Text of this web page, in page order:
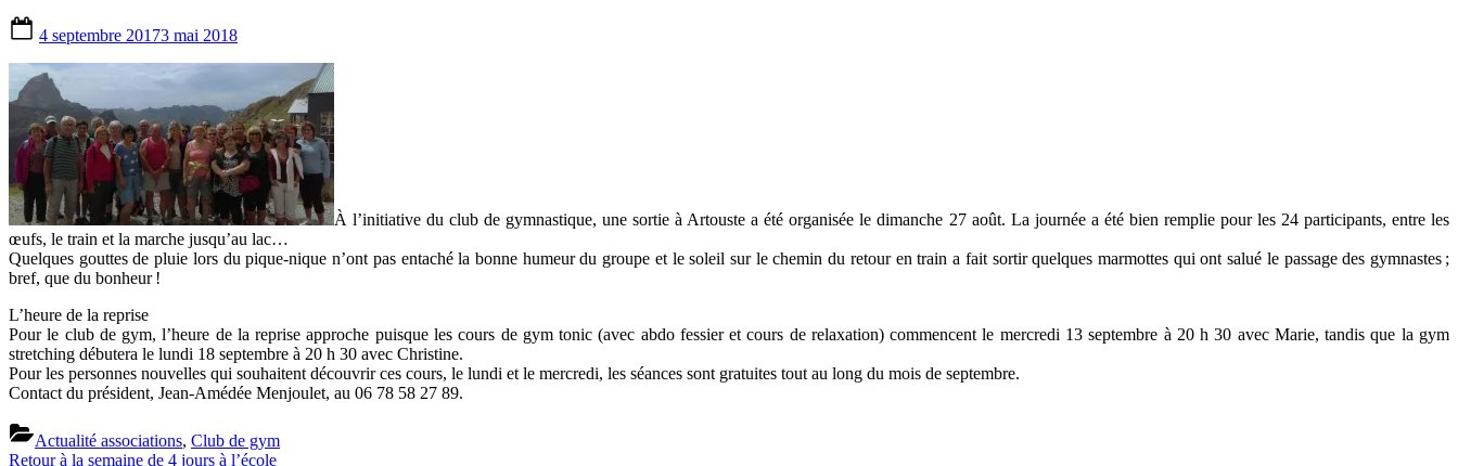
on
4 septembre 20173 mai 2018
À l’initiative du club de gymnastique, une sortie à Artouste a été organisée le dimanche 27 août. La journée a été bien remplie pour les 24 participants, entre les
œufs, le train et la marche jusqu’au lac…
Quelques gouttes de pluie lors du pique-nique n’ont pas entaché la bonne humeur du groupe et le soleil sur le chemin du retour en train a fait sortir quelques marmottes qui ont salué le passage des gymnastes ;
bref, que du bonheur !
L’heure de la reprise
Pour le club de gym, l’heure de la reprise approche puisque les cours de gym tonic (avec abdo fessier et cours de relaxation) commencent le mercredi 13 septembre à 20 h 30 avec Marie, tandis que la gym
stretching débutera le lundi 18 septembre à 20 h 30 avec Christine.
Pour les personnes nouvelles qui souhaitent découvrir ces cours, le lundi et le mercredi, les séances sont gratuites tout au long du mois de septembre.
Contact du président, Jean-Amédée Menjoulet, au 06 78 58 27 89.
Actualité associations, Club de gym
Previous
Retour à la semaine de 4 jours à l’école